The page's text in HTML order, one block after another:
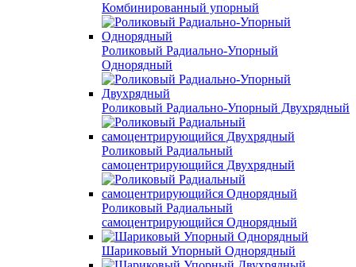
Комбинированный упорный
Роликовый Радиально-Упорный
Однорядный
Роликовый Радиально-Упорный Двухрядный
Роликовый Радиальный
самоцентрирующийся Двухрядный
Роликовый Радиальный
самоцентрирующийся Однорядный
Шариковый Упорный Однорядный